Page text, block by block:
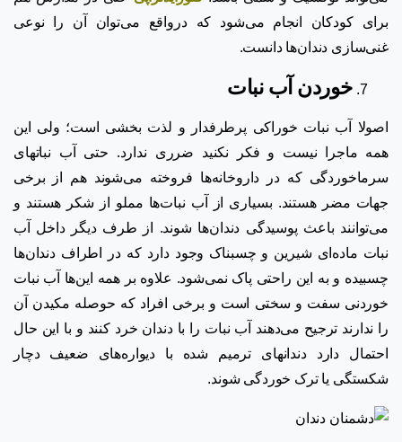
برای کودکان انجام می‌شود که درواقع می‌توان آن را نوعی
غنی‌سازی دندان‌ها دانست.
خوردن آب نبات
اصولا آب نبات خوراکی پرطرفدار و لذت بخشی است؛ ولی این
همه ماجرا نیست و فکر نکنید ضرری ندارد. حتی آب نباتهای
سرماخوردگی که در داروخانه‌ها فروخته می‌شوند هم از برخی
جهات مضر هستند. بسیاری از آب نبات‌ها مملو از شکر هستند و
می‌توانند باعث پوسیدگی دندان‌ها شوند. از طرف دیگر داخل آب
نبات ماده‌ای شیرین و چسبناک وجود دارد که در اطراف دندان‌ها
چسبیده و به این راحتی پاک نمی‌شود. علاوه بر همه این‌ها آب نبات
خوردنی سفت و سختی است و برخی افراد که حوصله مکیدن آن
را ندارند ترجیح می‌دهند آب نبات را با دندان خرد کنند و با این حال
احتمال دارد دندانهای ترمیم شده با دیواره‌های ضعیف دچار
شکستگی یا ترک خوردگی شوند.